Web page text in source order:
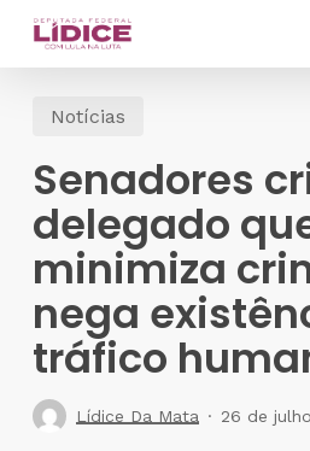
Skip
contentNotícias
Senadores
delegado
minimiza
nega
tráfico
Lídice Da Mata 26 de